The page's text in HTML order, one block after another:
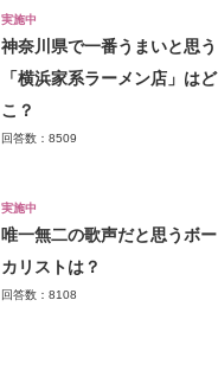
実施中
神奈川県で一番うまいと思う
「横浜家系ラーメン店」はど
こ？
回答数：8509
実施中
唯一無二の歌声だと思うボー
カリストは？
回答数：8108